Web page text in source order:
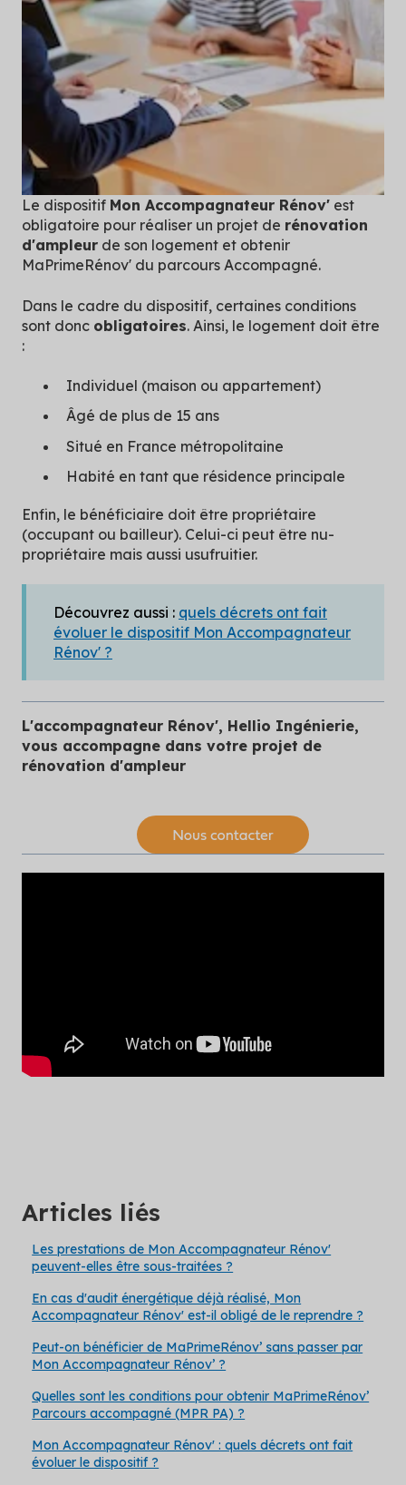
Le dispositif Mon Accompagnateur Rénov' est
obligatoire pour réaliser un projet de rénovation
d'ampleur de son logement et obtenir
MaPrimeRénov' du parcours Accompagné.
Dans le cadre du dispositif, certaines conditions
sont donc obligatoires. Ainsi, le logement doit être
:
Individuel (maison ou appartement)
Âgé de plus de 15 ans
Situé en France métropolitaine
Habité en tant que résidence principale
Enfin, le bénéficiaire doit être propriétaire
(occupant ou bailleur). Celui-ci peut être nu-
propriétaire mais aussi usufruitier.
Découvrez aussi : quels décrets ont fait
évoluer le dispositif Mon Accompagnateur
Rénov' ?
L'accompagnateur Rénov', Hellio Ingénierie,
vous accompagne dans votre projet de
rénovation d'ampleur
Articles liés
Les prestations de Mon Accompagnateur Rénov'
peuvent-elles être sous-traitées ?
En cas d'audit énergétique déjà réalisé, Mon
Accompagnateur Rénov' est-il obligé de le reprendre ?
Peut-on bénéficier de MaPrimeRénov’ sans passer par
Mon Accompagnateur Rénov’ ?
Quelles sont les conditions pour obtenir MaPrimeRénov’
Parcours accompagné (MPR PA) ?
Mon Accompagnateur Rénov' : quels décrets ont fait
évoluer le dispositif ?